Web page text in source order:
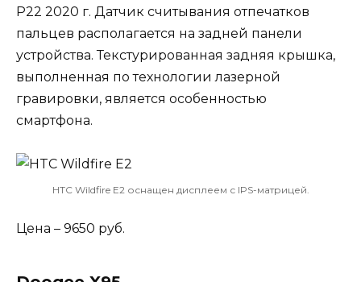
P22 2020 г. Датчик считывания отпечатков
пальцев располагается на задней панели
устройства. Текстурированная задняя крышка,
выполненная по технологии лазерной
гравировки, является особенностью
смартфона.
HTC Wildfire E2 оснащен дисплеем с IPS-матрицей.
Цена – 9650 руб.